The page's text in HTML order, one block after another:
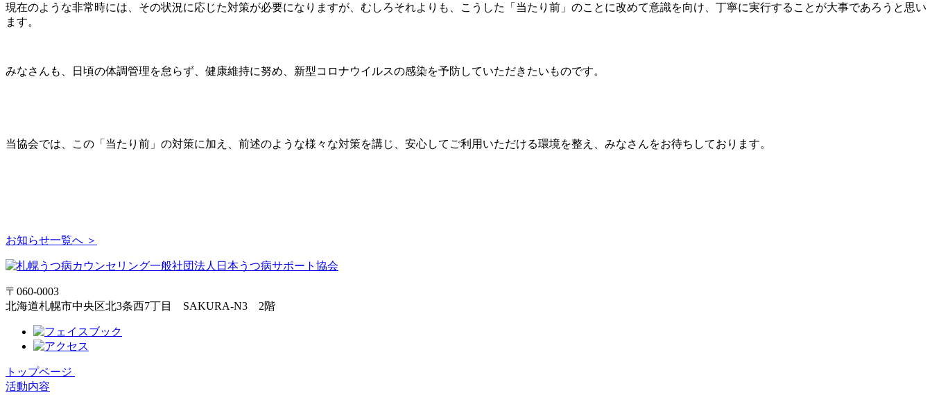
現在のような非常時には、その状況に応じた対策が必要になりますが、むしろそれよりも、こうした「当たり前」のことに改めて意識を向け、丁寧に実行することが大事であろうと思い
ます。
みなさんも、日頃の体調管理を怠らず、健康維持に努め、新型コロナウイルスの感染を予防していただきたいものです。
当協会では、この「当たり前」の対策に加え、前述のような様々な対策を講じ、安心してご利用いただける環境を整え、みなさんをお待ちしております。
お知らせ一覧へ ＞
〒060-0003
北海道札幌市中央区北3条西7丁目 SAKURA-N3 2階
トップページ
活動内容